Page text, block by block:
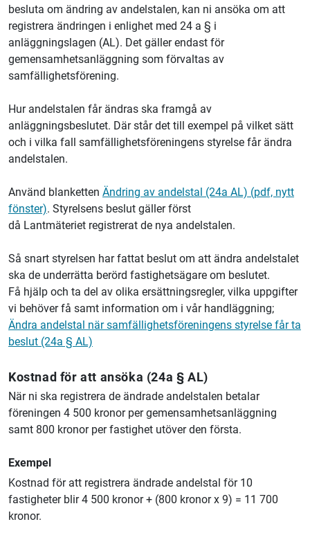
besluta om ändring av andelstalen, kan ni ansöka om att
registrera ändringen i enlighet med 24 a § i
anläggningslagen (AL). Det gäller endast för
gemensamhetsanläggning som förvaltas av
samfällighetsförening.
Hur andelstalen får ändras ska framgå av
anläggningsbeslutet. Där står det till exempel på vilket sätt
och i vilka fall samfällighetsföreningens styrelse får ändra
andelstalen.
Använd blanketten Ändring av andelstal (24a AL) (pdf, nytt
fönster). Styrelsens beslut gäller först
då Lantmäteriet registrerat de nya andelstalen.
Så snart styrelsen har fattat beslut om att ändra andelstalet
ska de underrätta berörd fastighetsägare om beslutet.
Få hjälp och ta del av olika ersättningsregler, vilka uppgifter
vi behöver få samt information om i vår handläggning;
Ändra andelstal när samfällighetsföreningens styrelse får ta
beslut (24a § AL)
Kostnad för att ansöka (24a § AL)
När ni ska registrera de ändrade andelstalen betalar
föreningen 4 500 kronor per gemensamhetsanläggning
samt 800 kronor per fastighet utöver den första.
Exempel
Kostnad för att registrera ändrade andelstal för 10
fastigheter blir 4 500 kronor + (800 kronor x 9) = 11 700
kronor.